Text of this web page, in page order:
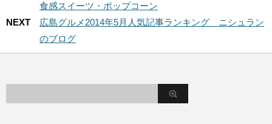
食感スイーツ・ポップコーン
NEXT
広島グルメ2014年5月人気記事ランキング＿ニシュラン
のブログ